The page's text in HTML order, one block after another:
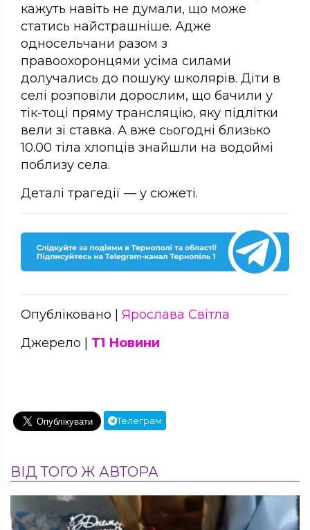
кажуть навіть не думали, що може
статись найстрашніше. Адже
односельчани разом з
правоохоронцями усіма силами
долучались до пошуку школярів. Діти в
селі розповіли дорослим, що бачили у
тік-тоці пряму трансляцію, яку підлітки
вели зі ставка. А вже сьогодні близько
10.00 тіла хлопців знайшли на водоймі
поблизу села.
Деталі трагедії — у сюжеті.
Опубліковано | Ярослава Світла
Джерело | Т1 Новини
Телеграм
ВІД ТОГО Ж АВТОРА